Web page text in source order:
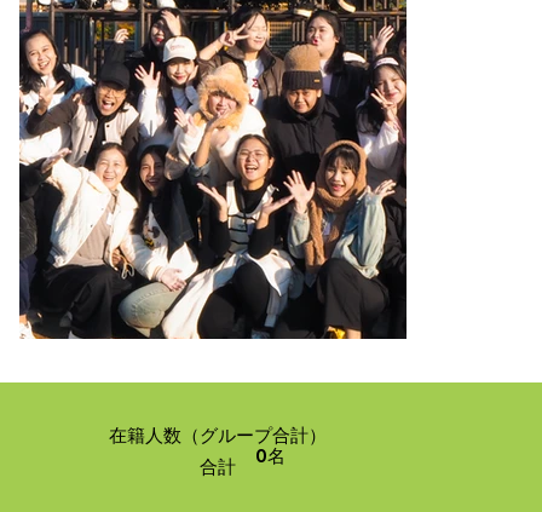
在籍人数（グループ合計）
合計
0名